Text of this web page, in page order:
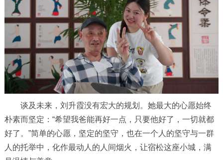
谈及未来，刘升霞没有宏大的规划。她最大的心愿始终
朴素而坚定：“希望我爸能再好一点，只要他好了，一切就都
好了。”简单的心愿，坚定的坚守，也在一个人的坚守与一群
人的托举中，化作最动人的人间烟火，让宿松这座小城，满